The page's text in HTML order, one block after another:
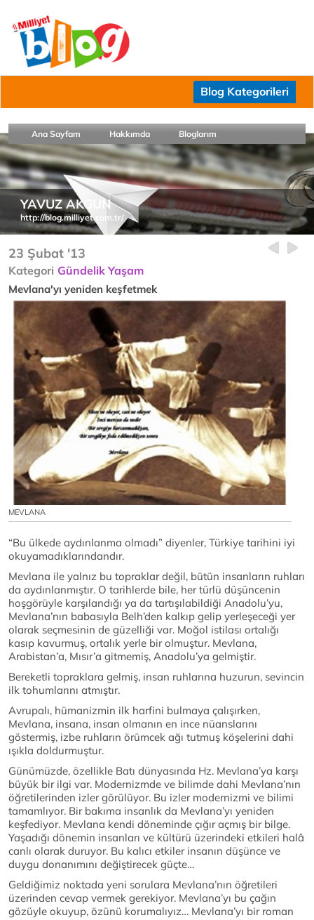
Blog Kategorileri
Ana Sayfam Hakkımda Bloglarım
YAVUZ AKGUN
http://blog.milliyet.com.tr/
23 Şubat '13
Kategori Gündelik Yaşam
Mevlana'yı yeniden keşfetmek
MEVLANA
“Bu ülkede aydınlanma olmadı” diyenler, Türkiye tarihini iyi
okuyamadıklarındandır.
Mevlana ile yalnız bu topraklar değil, bütün insanların ruhları
da aydınlanmıştır. O tarihlerde bile, her türlü düşüncenin
hoşgörüyle karşılandığı ya da tartışılabildiği Anadolu’yu,
Mevlana’nın babasıyla Belh’den kalkıp gelip yerleşeceği yer
olarak seçmesinin de güzelliği var. Moğol istilası ortalığı
kasıp kavurmuş, ortalık yerle bir olmuştur. Mevlana,
Arabistan’a, Mısır’a gitmemiş, Anadolu’ya gelmiştir.
Bereketli topraklara gelmiş, insan ruhlarına huzurun, sevincin
ilk tohumlarını atmıştır.
Avrupalı, hümanizmin ilk harfini bulmaya çalışırken,
Mevlana, insana, insan olmanın en ince nüanslarını
göstermiş, izbe ruhların örümcek ağı tutmuş köşelerini dahi
ışıkla doldurmuştur.
Günümüzde, özellikle Batı dünyasında Hz. Mevlana’ya karşı
büyük bir ilgi var. Modernizmde ve bilimde dahi Mevlana’nın
öğretilerinden izler görülüyor. Bu izler modernizmi ve bilimi
tamamlıyor. Bir bakıma insanlık da Mevlana’yı yeniden
keşfediyor. Mevlana kendi döneminde çığır açmış bir bilge.
Yaşadığı dönemin insanları ve kültürü üzerindeki etkileri halâ
canlı olarak duruyor. Bu kalıcı etkiler insanın düşünce ve
duygu donanımını değiştirecek güçte…
Geldiğimiz noktada yeni sorulara Mevlana’nın öğretileri
üzerinden cevap vermek gerekiyor. Mevlana’yı bu çağın
gözüyle okuyup, özünü korumalıyız… Mevlana’yı bir roman